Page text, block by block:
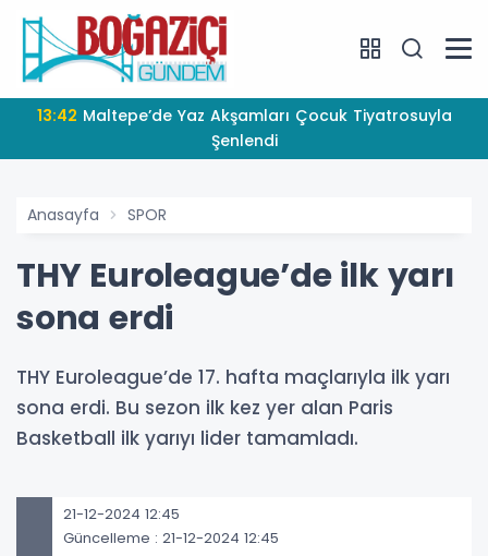
13:42
Şenlendi
Anasayfa SPOR
THY Euroleague’de ilk yarı
sona erdi
THY Euroleague’de 17. hafta maçlarıyla ilk yarı
sona erdi. Bu sezon ilk kez yer alan Paris
Basketball ilk yarıyı lider tamamladı.
21-12-2024 12:45
Güncelleme : 21-12-2024 12:45